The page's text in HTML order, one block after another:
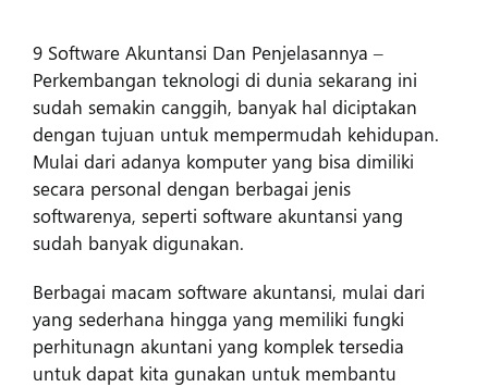
Larger
Image
9 Software Akuntansi Dan Penjelasannya –
Perkembangan teknologi di dunia sekarang ini
sudah semakin canggih, banyak hal diciptakan
dengan tujuan untuk mempermudah kehidupan.
Mulai dari adanya komputer yang bisa dimiliki
secara personal dengan berbagai jenis
softwarenya, seperti software akuntansi yang
sudah banyak digunakan.
Berbagai macam software akuntansi, mulai dari
yang sederhana hingga yang memiliki fungki
perhitunagn akuntani yang komplek tersedia
untuk dapat kita gunakan untuk membantu